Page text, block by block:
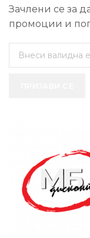
Зачлени се за
промоции и